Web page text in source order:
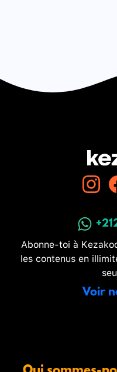
Abonne-toi à
les contenus en
Voir